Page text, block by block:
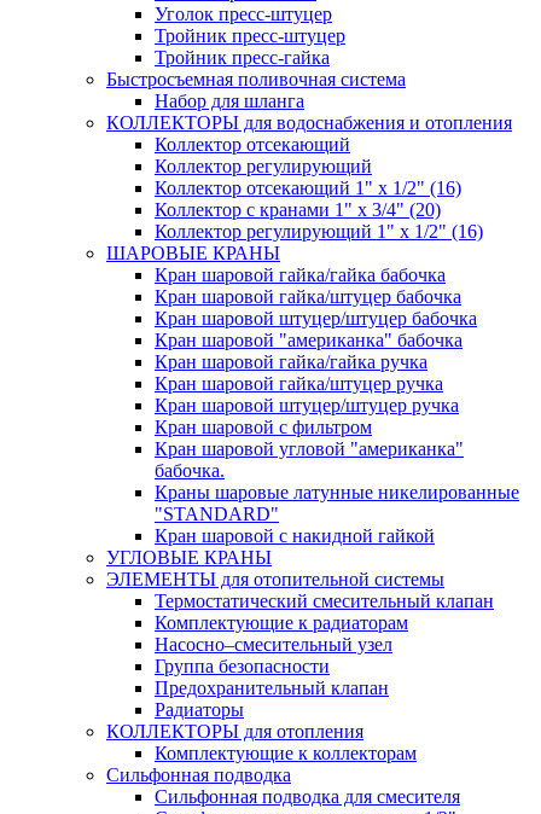
Уголок пресс-штуцер
Тройник пресс-штуцер
Тройник пресс-гайка
Быстросъемная поливочная система
Набор для шланга
КОЛЛЕКТОРЫ для водоснабжения и отопления
Коллектор отсекающий
Коллектор регулирующий
Коллектор отсекающий 1" х 1/2" (16)
Коллектор с кранами 1" х 3/4" (20)
Коллектор регулирующий 1" х 1/2" (16)
ШАРОВЫЕ КРАНЫ
Кран шаровой гайка/гайка бабочка
Кран шаровой гайка/штуцер бабочка
Кран шаровой штуцер/штуцер бабочка
Кран шаровой "американка" бабочка
Кран шаровой гайка/гайка ручка
Кран шаровой гайка/штуцер ручка
Кран шаровой штуцер/штуцер ручка
Кран шаровой с фильтром
Кран шаровой угловой "американка"
бабочка.
Краны шаровые латунные никелированные
"STANDARD"
Кран шаровой с накидной гайкой
УГЛОВЫЕ КРАНЫ
ЭЛЕМЕНТЫ для отопительной системы
Термостатический смесительный клапан
Комплектующие к радиаторам
Насосно–смесительный узел
Группа безопасности
Предохранительный клапан
Радиаторы
КОЛЛЕКТОРЫ для отопления
Комплектующие к коллекторам
Сильфонная подводка
Сильфонная подводка для смесителя